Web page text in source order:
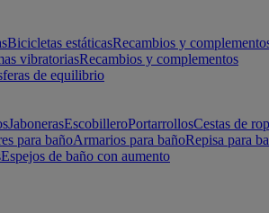
Bicicletas estáticasRecambios y
vibratoriasRecambios y complementos
de equilibrio
JabonerasEscobilleroPortarrollosCestas de
para bañoArmarios para bañoRepisa para
Espejos de baño con aumento